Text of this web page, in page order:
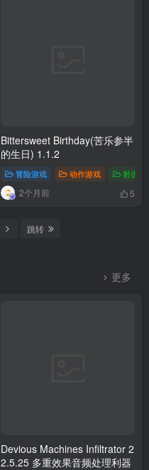
英语游戏
Bittersweet Birthday(苦乐参半
的生日) 1.1.2
冒险游戏 动作游戏 射击游
2个月前 5
跳转
更多
Devious Machines Infiltrator 2
2.5.25 多重效果音频处理利器